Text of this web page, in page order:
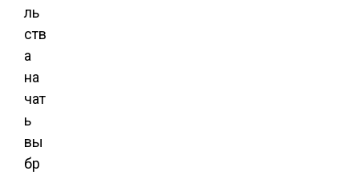
ль
ств
а
на
чат
ь
вы
бр